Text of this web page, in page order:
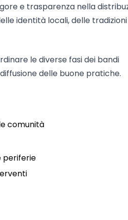
e trasparenza nella
identità locali, delle
le diverse fasi dei bandi
delle buone pratiche.
comunità
periferie